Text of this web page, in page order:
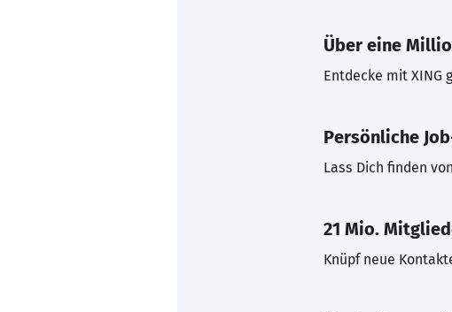
Über eine
Entdecke mit XING
Persönliche
Lass Dich finden
21 Mio.
Knüpf neue